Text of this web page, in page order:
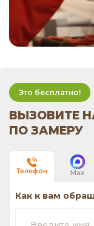
Это бесплатно!
ВЫЗОВИТЕ
ПО ЗАМЕРУ
Телефон Max
Как к вам